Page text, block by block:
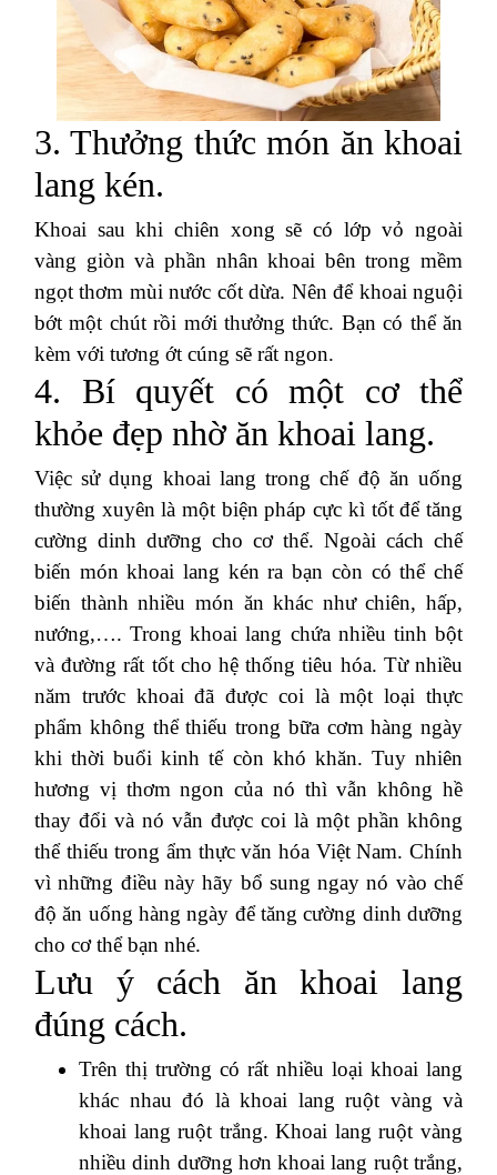
3. Thưởng thức món ăn khoai
lang kén.
Khoai sau khi chiên xong sẽ có lớp vỏ ngoài
vàng giòn và phần nhân khoai bên trong mềm
ngọt thơm mùi nước cốt dừa. Nên để khoai nguội
bớt một chút rồi mới thưởng thức. Bạn có thể ăn
kèm với tương ớt cúng sẽ rất ngon.
4. Bí quyết có một cơ thể
khỏe đẹp nhờ ăn khoai lang.
Việc sử dụng khoai lang trong chế độ ăn uống
thường xuyên là một biện pháp cực kì tốt để tăng
cường dinh dưỡng cho cơ thể. Ngoài cách chế
biến món khoai lang kén ra bạn còn có thể chế
biến thành nhiều món ăn khác như chiên, hấp,
nướng,…. Trong khoai lang chứa nhiều tinh bột
và đường rất tốt cho hệ thống tiêu hóa. Từ nhiều
năm trước khoai đã được coi là một loại thực
phẩm không thể thiếu trong bữa cơm hàng ngày
khi thời buổi kinh tế còn khó khăn. Tuy nhiên
hương vị thơm ngon của nó thì vẫn không hề
thay đổi và nó vẫn được coi là một phần không
thể thiếu trong ẩm thực văn hóa Việt Nam. Chính
vì những điều này hãy bổ sung ngay nó vào chế
độ ăn uống hàng ngày để tăng cường dinh dưỡng
cho cơ thể bạn nhé.
Lưu ý cách ăn khoai lang
đúng cách.
Trên thị trường có rất nhiều loại khoai lang
khác nhau đó là khoai lang ruột vàng và
khoai lang ruột trắng. Khoai lang ruột vàng
nhiều dinh dưỡng hơn khoai lang ruột trắng,